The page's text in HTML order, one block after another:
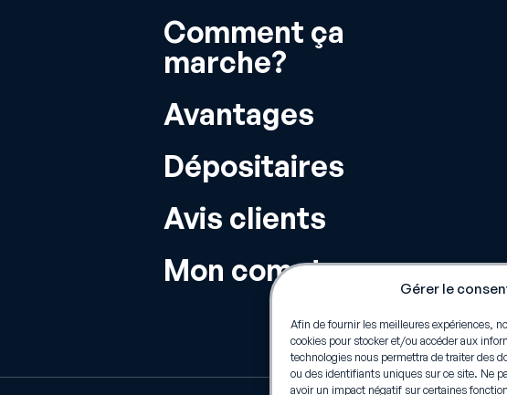
Gérer le
Afin de fournir les meilleures expériences,
cookies pour stocker et/ou accéder aux
technologies nous permettra de traiter des
ou des identifiants uniques sur ce site. Ne
avoir un impact négatif sur certaines
Comment ça
marche?
Avantages
Dépositaires
Avis clients
Mon compte